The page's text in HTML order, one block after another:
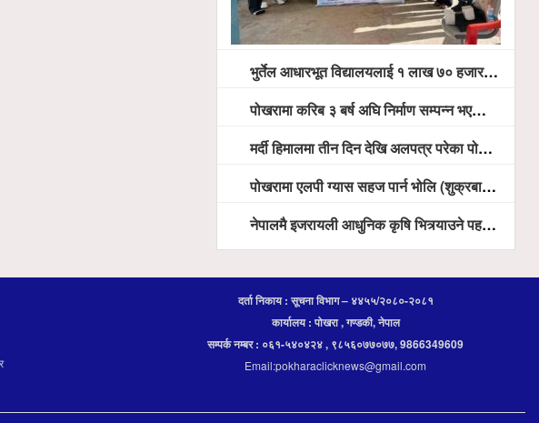
भुर्तेल आधारभूत विद्यालयलाई १ लाख ७० हजार रुपैयाँ बराबरका शैक्षिक सामग्री हस्तान्तरण
पोखरामा करिब ३ बर्ष अघि निर्माण सम्पन्न भएको विद्युतीय शवदाह गृह अझै संचालनमा आउन सकेन, तत्काल संचालन गर्न स्थानियको माग
मर्दी हिमालमा तीन दिन देखि अलपत्र परेका पोखराका तीन युवाको सशस्त्र प्रहरी सहितको टोलीको साहसिक उद्धार
पोखरामा एलपी ग्यास सहज पार्न भोलि (शुक्रबार) देखि खुद्रा पसलबाटै बिक्रि वितरण हुने, स्टोर नगर्न आग्रह
नेपालमै इजरायली आधुनिक कृषि भित्र्याउने पहल ः पोखराका मेयर धनराज आचार्य र इजरायली राजदूतबीच सहकार्य विस्तारको संकेत
दर्ता निकाय : सूचना विभाग – ४४५५/२०८०-२०८१
कार्यालय : पोखरा , गण्डकी, नेपाल
सम्पर्क नम्बर : ०६१-५४०४२४ , ९८५६०७७०७७, 9866349609
Email:pokharaclicknews@gmail.com